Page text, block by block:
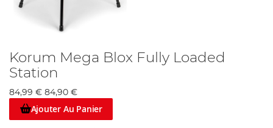
Korum Mega Blox Fully Loaded
Station
84,99 € 84,90 €
Ajouter Au Panier